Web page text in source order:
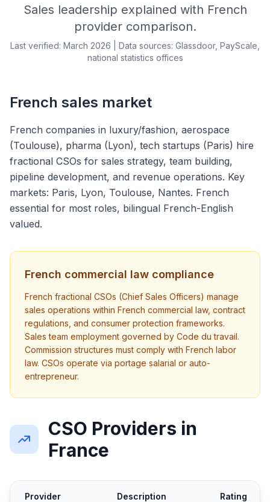
Sales leadership explained with French
provider comparison.
Last verified: March 2026 | Data sources: Glassdoor, PayScale,
national statistics offices
French sales market
French companies in luxury/fashion, aerospace
(Toulouse), pharma (Lyon), tech startups (Paris) hire
fractional CSOs for sales strategy, team building,
pipeline development, and revenue operations. Key
markets: Paris, Lyon, Toulouse, Nantes. French
essential for most roles, bilingual French-English
valued.
French commercial law compliance
French fractional CSOs (Chief Sales Officers) manage
sales operations within French commercial law, contract
regulations, and consumer protection frameworks.
Sales team employment governed by Code du travail.
Commission structures must comply with French labor
law. CSOs operate via portage salarial or auto-
entrepreneur.
CSO Providers in
France
Provider Description Rating